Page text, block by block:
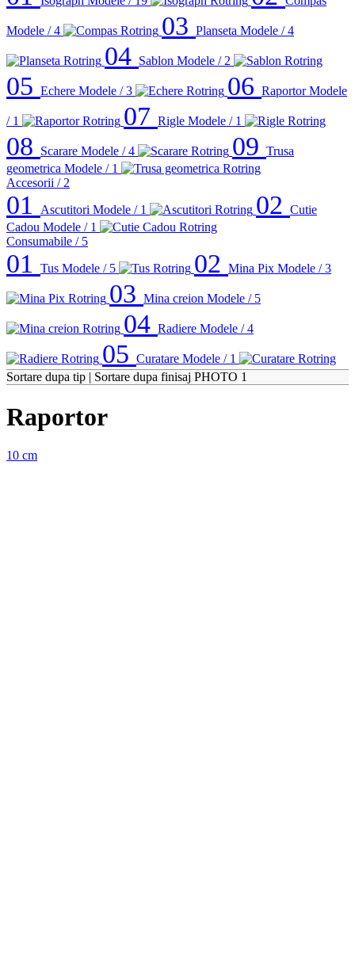
Modele / 4 03 Planseta Modele / 4
04 Sablon Modele / 2
05 Echere Modele / 3 06 Raportor Modele
/ 1 07 Rigle Modele / 1
08 Scarare Modele / 4 09 Trusa
geometrica Modele / 1
Accesorii / 2
01 Ascutitori Modele / 1 02 Cutie
Cadou Modele / 1
Consumabile / 5
01 Tus Modele / 5 02 Mina Pix Modele / 3
03 Mina creion Modele / 5
04 Radiere Modele / 4
05 Curatare Modele / 1
Sortare dupa tip | Sortare dupa finisaj PHOTO 1
Raportor
10 cm